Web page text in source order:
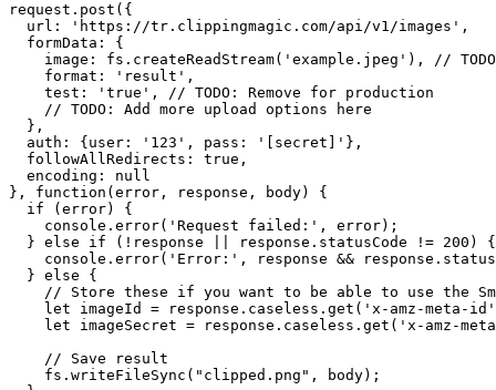
request.post({
  url: 'https://tr.clippingmagic.com/api/v1/images',
  formData: {
image: fs.createReadStream('example.jpeg'), //
    format: 'result',
    test: 'true', // TODO: Remove for production
    // TODO: Add more upload options here
  },
  auth: {user: '123', pass: '[secret]'},
  followAllRedirects: true,
  encoding: null
}, function(error, response, body) {
  if (error) {
    console.error('Request failed:', error);
  } else if (!response || response.statusCode != 200) {
console.error('Error:', response &&
  } else {
// Store these if you want to be able to use the
let imageId = response.caseless.get('x-amz-meta-
let imageSecret = response.caseless.get('x-amz-
    // Save result
    fs.writeFileSync("clipped.png", body);